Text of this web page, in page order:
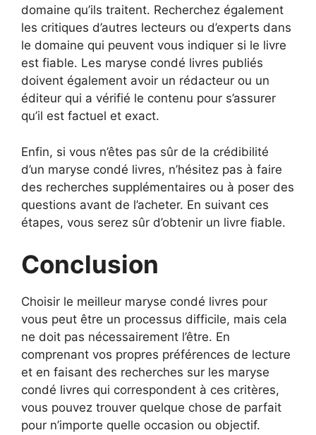
domaine qu’ils traitent. Recherchez également
les critiques d’autres lecteurs ou d’experts dans
le domaine qui peuvent vous indiquer si le livre
est fiable. Les maryse condé livres publiés
doivent également avoir un rédacteur ou un
éditeur qui a vérifié le contenu pour s’assurer
qu’il est factuel et exact.
Enfin, si vous n’êtes pas sûr de la crédibilité
d’un maryse condé livres, n’hésitez pas à faire
des recherches supplémentaires ou à poser des
questions avant de l’acheter. En suivant ces
étapes, vous serez sûr d’obtenir un livre fiable.
Conclusion
Choisir le meilleur maryse condé livres pour
vous peut être un processus difficile, mais cela
ne doit pas nécessairement l’être. En
comprenant vos propres préférences de lecture
et en faisant des recherches sur les maryse
condé livres qui correspondent à ces critères,
vous pouvez trouver quelque chose de parfait
pour n’importe quelle occasion ou objectif.